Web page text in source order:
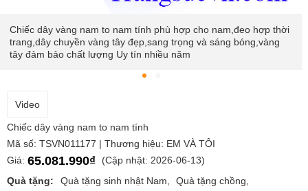
Chiếc dây vàng nam to nam tính phù hợp cho nam,đeo hợp thời
trang,dây chuyền vàng tây đẹp,sang trọng và sáng bóng,vàng
tây đảm bảo chất lượng Uy tín nhiều năm
Video
Chiếc dây vàng nam to nam tính
Mã số: TSVN011177 | Thương hiệu: EM VÀ TÔI
Giá: 65.081.990₫
(Cập nhật: 2026-06-13)
Quà tặng:
Quà tặng sinh nhật Nam
Quà tặng chồng